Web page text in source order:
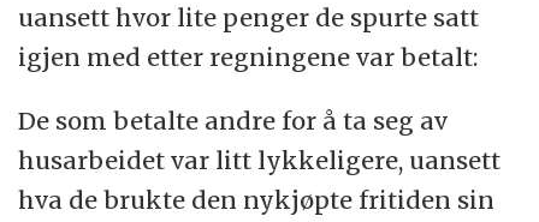
uansett hvor lite penger de spurte satt
igjen med etter regningene var betalt:
De som betalte andre for å ta seg av
husarbeidet var litt lykkeligere, uansett
hva de brukte den nykjøpte fritiden sin